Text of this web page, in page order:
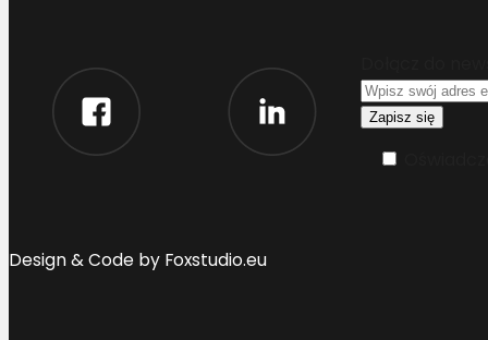
Design & Code by Foxstudio.eu